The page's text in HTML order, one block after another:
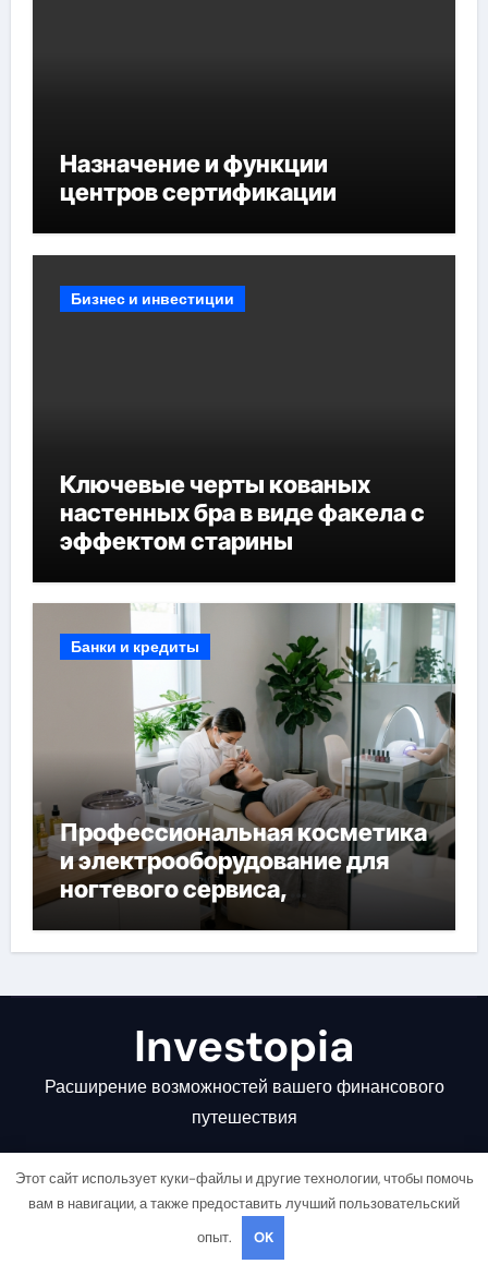
Назначение и функции
центров сертификации
Бизнес и инвестиции
Ключевые черты кованых
настенных бра в виде факела с
эффектом старины
Банки и кредиты
Профессиональная косметика
и электрооборудование для
ногтевого сервиса,
наращивания ресниц и
депиляции
Investopia
Расширение возможностей вашего финансового
путешествия
Copyright © All rights reserved |
Этот сайт использует куки-файлы и другие технологии, чтобы помочь
вам в навигации, а также предоставить лучший пользовательский
опыт.
OK